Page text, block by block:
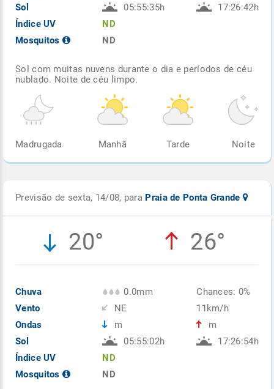
Sol
Índice UV
Mosquitos
05:55:35h
ND
ND
17:26:42h
Sol com muitas nuvens durante o dia e períodos de céu
nublado. Noite de céu limpo.
Madrugada Manhã Tarde Noite
Previsão de sexta, 14/08, para Praia de Ponta Grande
20° 26°
Chuva
Vento
Ondas
Sol
Índice UV
Mosquitos
0.0mm
NE
m
05:55:02h
ND
ND
Chances: 0%
11km/h
m
17:26:54h